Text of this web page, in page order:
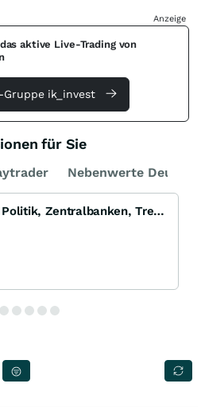
Anzeige
aktive Live-Trading von
Gruppe ik_invest
für Sie
Nebenwerte
Das große Ganze - was Politik, Zentralbanken, Trends, Medien und Gesellschaft mit Aktien, Rohstoffen